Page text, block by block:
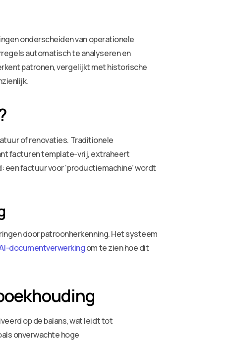
onderscheiden van operationele
automatisch te analyseren en
patronen, vergelijkt met historische
of renovaties. Traditionele
facturen template-vrij, extraheert
factuur voor ‘productiemachine’ wordt
door patroonherkenning. Het systeem
AI-documentverwerkingom te zien hoe dit
op de balans, wat leidt tot
onverwachte hoge